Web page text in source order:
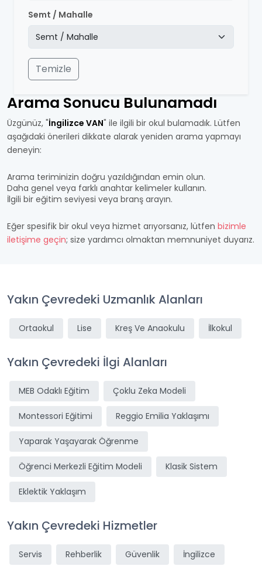
Semt / Mahalle
Temizle
Arama Sonucu Bulunamadı
Üzgünüz, "İngilizce VAN" ile ilgili bir okul bulamadık. Lütfen
aşağıdaki önerileri dikkate alarak yeniden arama yapmayı
deneyin:
Arama teriminizin doğru yazıldığından emin olun.
Daha genel veya farklı anahtar kelimeler kullanın.
İlgili bir eğitim seviyesi veya branş arayın.
Eğer spesifik bir okul veya hizmet arıyorsanız, lütfen bizimle
iletişime geçin; size yardımcı olmaktan memnuniyet duyarız.
Yakın Çevredeki Uzmanlık Alanları
Ortaokul Lise Kreş Ve Anaokulu İlkokul
Yakın Çevredeki İlgi Alanları
MEB Odaklı Eğitim Çoklu Zeka Modeli
Montessori Eğitimi Reggio Emilia Yaklaşımı
Yaparak Yaşayarak Öğrenme
Öğrenci Merkezli Eğitim Modeli Klasik Sistem
Eklektik Yaklaşım
Yakın Çevredeki Hizmetler
Servis Rehberlik Güvenlik İngilizce